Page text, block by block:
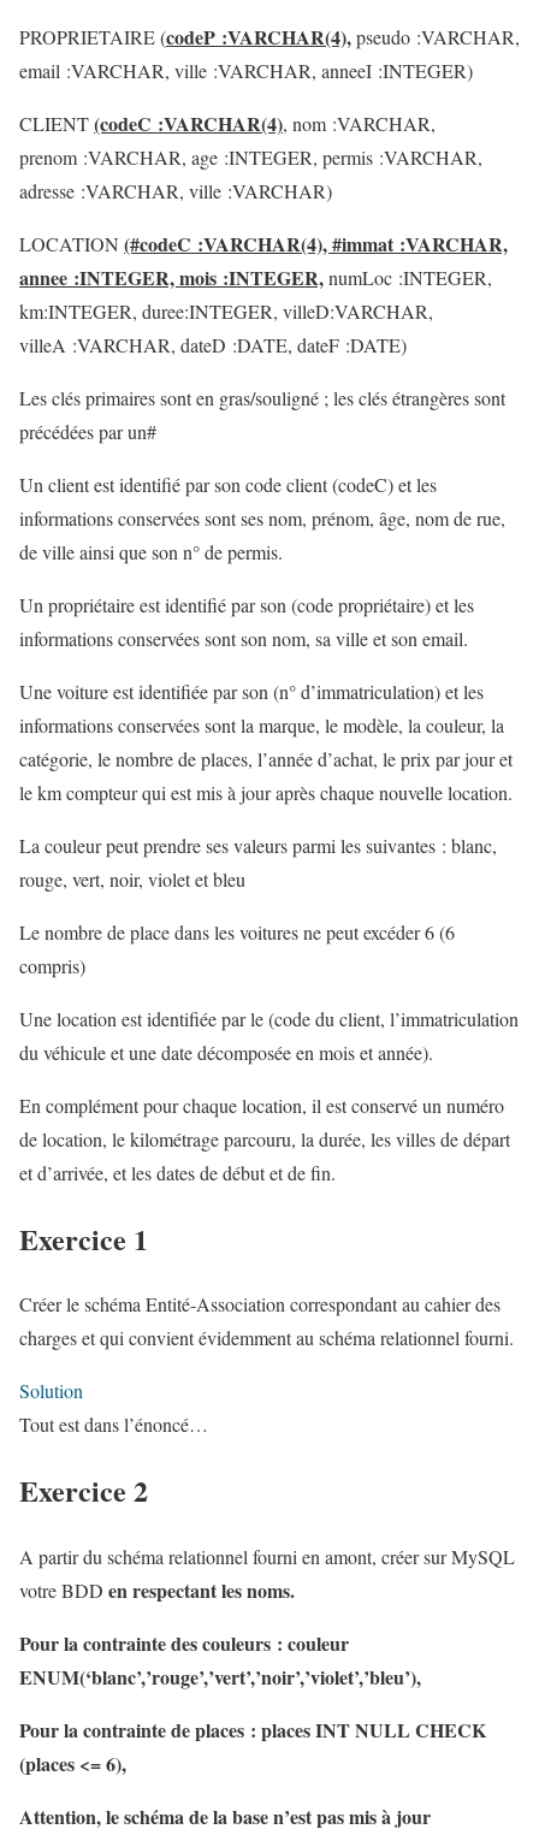
PROPRIETAIRE (codeP :VARCHAR(4),pseudo :VARCHAR,
email :VARCHAR, ville :VARCHAR, anneeI :INTEGER)
CLIENT(codeC :VARCHAR(4), nom :VARCHAR,
prenom :VARCHAR, age :INTEGER, permis :VARCHAR,
adresse :VARCHAR, ville :VARCHAR)
LOCATION (#codeC :VARCHAR(4), #immat :VARCHAR,
annee :INTEGER, mois :INTEGER,numLoc :INTEGER,
km:INTEGER, duree:INTEGER, villeD:VARCHAR,
villeA :VARCHAR, dateD :DATE, dateF :DATE)
Les clés primaires sont en gras/souligné ; les clés étrangères sont
précédées par un#
Un client est identifié par son code client (codeC) et les
informations conservées sont ses nom, prénom, âge, nom de rue,
de ville ainsi que son n° de permis.
Un propriétaire est identifié par son (code propriétaire) et les
informations conservées sont son nom, sa ville et son email.
Une voiture est identifiée par son (n° d’immatriculation) et les
informations conservées sont la marque, le modèle, la couleur, la
catégorie, le nombre de places, l’année d’achat, le prix par jour et
le km compteur qui est mis à jour après chaque nouvelle location.
La couleur peut prendre ses valeurs parmi les suivantes : blanc,
rouge, vert, noir, violet et bleu
Le nombre de place dans les voitures ne peut excéder 6 (6
compris)
Une location est identifiée par le (code du client, l’immatriculation
du véhicule et une date décomposée en mois et année).
En complément pour chaque location, il est conservé un numéro
de location, le kilométrage parcouru, la durée, les villes de départ
et d’arrivée, et les dates de début et de fin.
Exercice 1
Créer le schéma Entité-Association correspondant au cahier des
charges et qui convient évidemment au schéma relationnel fourni.
Solution
Tout est dans l’énoncé…
Exercice 2
A partir du schéma relationnel fourni en amont, créer sur MySQL
votre BDD en respectant les noms.
Pour la contrainte des couleurs : couleur
ENUM(‘blanc’,’rouge’,’vert’,’noir’,’violet’,’bleu’),
Pour la contrainte de places : places INT NULL CHECK
(places <= 6),
Attention, le schéma de la base n’est pas mis à jour